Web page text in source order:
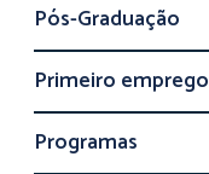
Pós-Graduação
Primeiro emprego
Programas